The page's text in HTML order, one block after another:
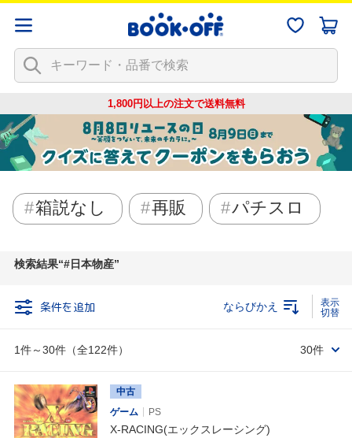
1,800円以上の注文で送料無料
箱説なし 再販 パチスロ
検索結果 #日本物産
条件を追加
1件～30件（全122件）
ならびかえ
30件
中古
ゲーム
PS
X-RACING(エックスレーシング)